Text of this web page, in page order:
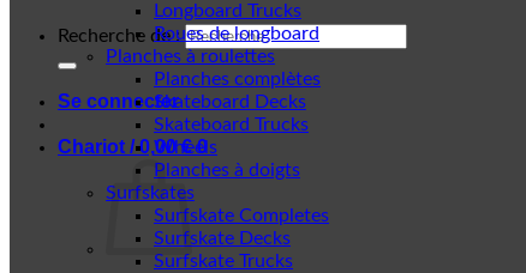
Recherche de :
Se connecter
Chariot /0,00€ 0
Longboard Trucks
Roues de longboard
Planches à roulettes
Planches complètes
Skateboard Decks
Skateboard Trucks
Wheels
Planches à doigts
Surfskates
Surfskate Completes
Surfskate Decks
Surfskate Trucks